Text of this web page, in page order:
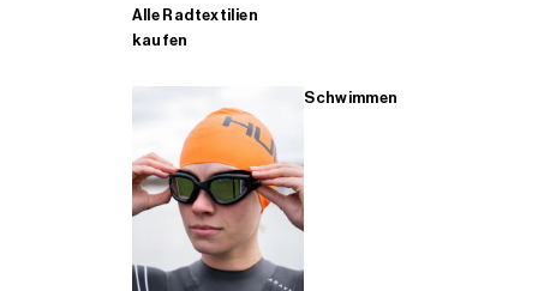
Alle Radtextilien
kaufen
Schwimmen